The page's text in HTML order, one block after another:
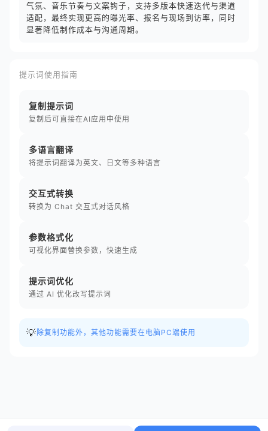
气氛、音乐节奏与文案钩子，支持多版本快速迭代与渠道
适配，最终实现更高的曝光率、报名与现场到访率，同时
显著降低制作成本与沟通周期。
提示词使用指南
复制提示词
复制后可直接在AI应用中使用
多语言翻译
将提示词翻译为英文、日文等多种语言
交互式转换
转换为 Chat 交互式对话风格
参数格式化
可视化界面替换参数，快速生成
提示词优化
通过 AI 优化改写提示词
💡 除复制功能外，其他功能需要在电脑PC端使用